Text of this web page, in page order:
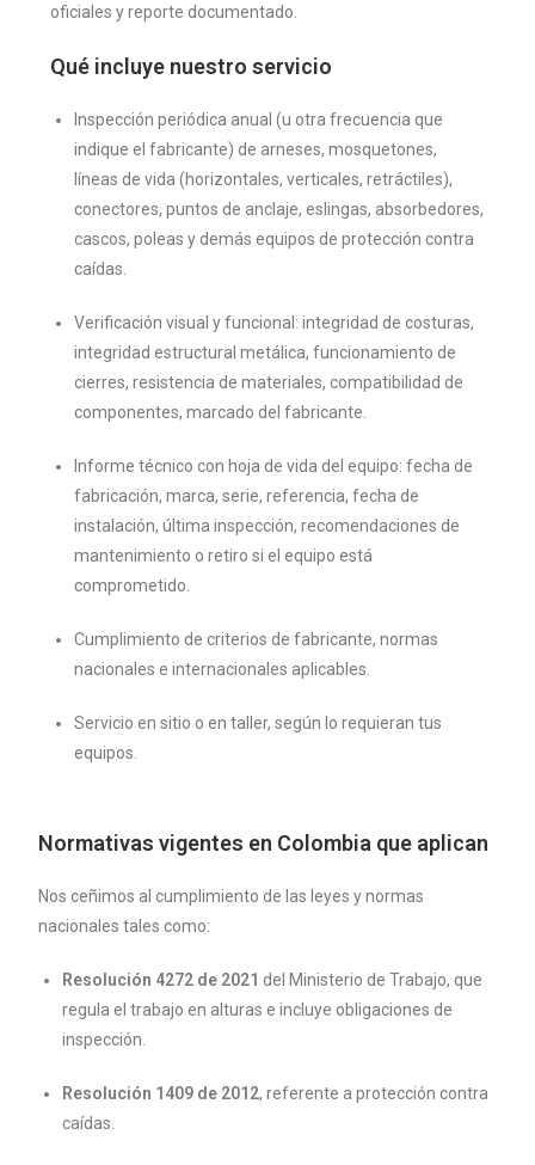
oficiales y reporte documentado.
Qué incluye nuestro servicio
Inspección periódica anual (u otra frecuencia que
indique el fabricante) de arneses, mosquetones,
líneas de vida (horizontales, verticales, retráctiles),
conectores, puntos de anclaje, eslingas, absorbedores,
cascos, poleas y demás equipos de protección contra
caídas.
Verificación visual y funcional: integridad de costuras,
integridad estructural metálica, funcionamiento de
cierres, resistencia de materiales, compatibilidad de
componentes, marcado del fabricante.
Informe técnico con hoja de vida del equipo: fecha de
fabricación, marca, serie, referencia, fecha de
instalación, última inspección, recomendaciones de
mantenimiento o retiro si el equipo está
comprometido.
Cumplimiento de criterios de fabricante, normas
nacionales e internacionales aplicables.
Servicio en sitio o en taller, según lo requieran tus
equipos.
Normativas vigentes en Colombia que aplican
Nos ceñimos al cumplimiento de las leyes y normas
nacionales tales como:
Resolución 4272 de 2021 del Ministerio de Trabajo, que
regula el trabajo en alturas e incluye obligaciones de
inspección.
Resolución 1409 de 2012, referente a protección contra
caídas.